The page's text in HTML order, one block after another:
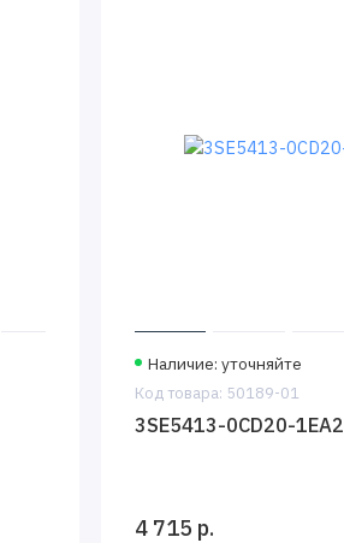
Наличие: уточняйте
Код товара: 50189-01
3SE5413-0CD20-1EA2
4 715 р.